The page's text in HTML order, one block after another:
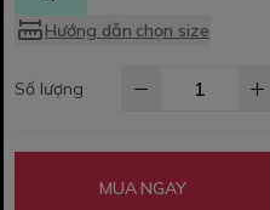
Hướng dẫn chọn size
Số lượng
MUA NGAY